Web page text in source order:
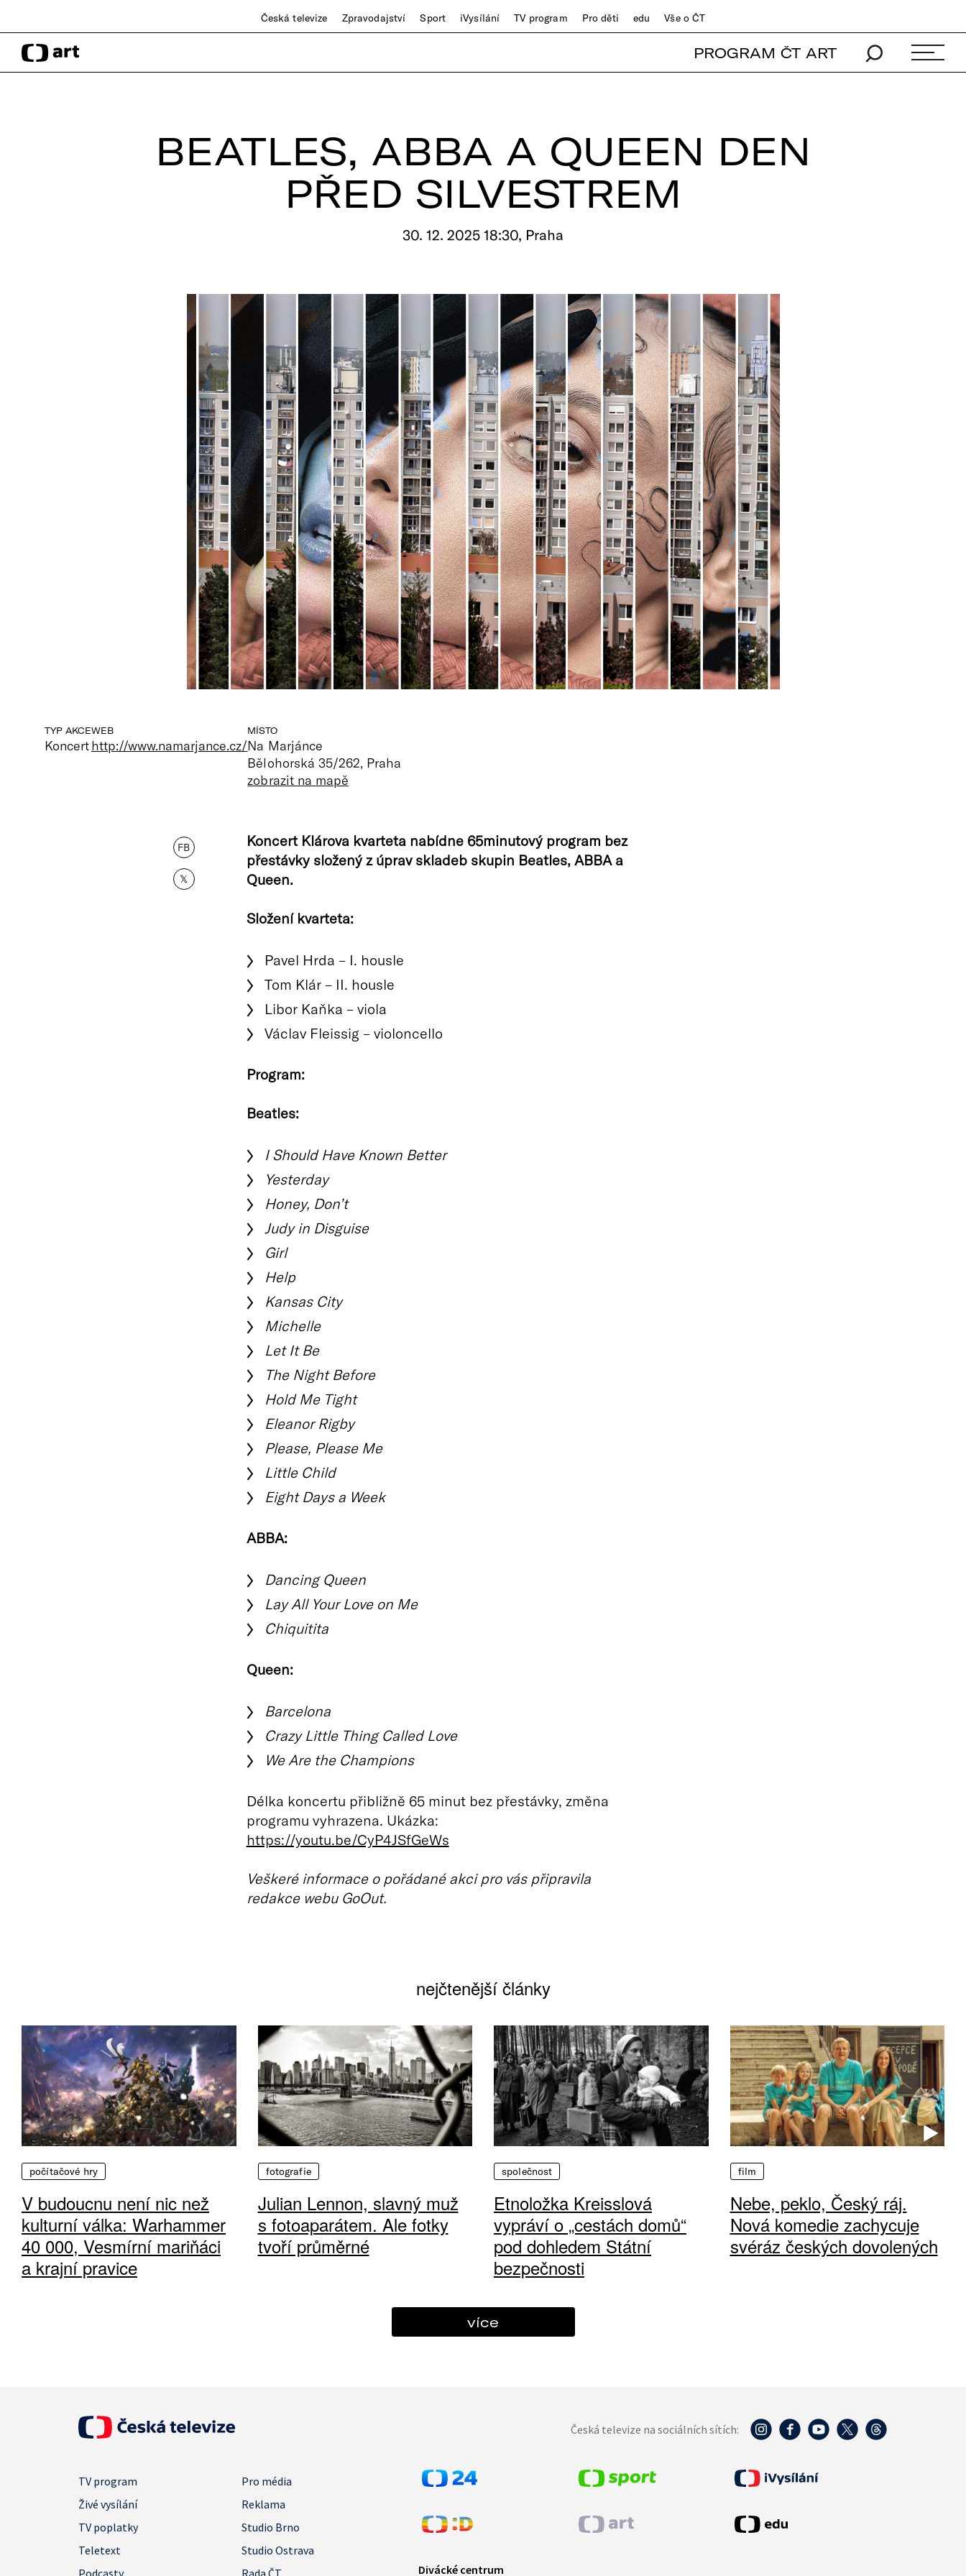
Česká televize Zpravodajství Sport iVysílání TV program Pro děti edu Vše o ČT
PROGRAM ČT ART
BEATLES, ABBA A QUEEN DEN
PŘED SILVESTREM
30. 12. 2025 18:30, Praha
TYP AKCE
Koncert
WEB
http://www.namarjance.cz/
MÍSTO
Na Marjánce
Bělohorská 35/262, Praha
zobrazit na mapě
FB
𝕏
Koncert Klárova kvarteta nabídne 65minutový program bez
přestávky složený z úprav skladeb skupin Beatles, ABBA a
Queen.
Složení kvarteta:
Pavel Hrda – I. housle
Tom Klár – II. housle
Libor Kaňka – viola
Václav Fleissig – violoncello
Program:
Beatles:
I Should Have Known Better
Yesterday
Honey, Don’t
Judy in Disguise
Girl
Help
Kansas City
Michelle
Let It Be
The Night Before
Hold Me Tight
Eleanor Rigby
Please, Please Me
Little Child
Eight Days a Week
ABBA:
Dancing Queen
Lay All Your Love on Me
Chiquitita
Queen:
Barcelona
Crazy Little Thing Called Love
We Are the Champions
Délka koncertu přibližně 65 minut bez přestávky, změna
programu vyhrazena. Ukázka:
https://youtu.be/CyP4JSfGeWs
Veškeré informace o pořádané akci pro vás připravila
redakce webu GoOut.
nejčtenější články
počítačové hry
V budoucnu není nic než
kulturní válka: Warhammer
40 000, Vesmírní mariňáci
a krajní pravice
fotografie
Julian Lennon, slavný muž
s fotoaparátem. Ale fotky
tvoří průměrné
společnost
Etnoložka Kreisslová
vypráví o „cestách domů“
pod dohledem Státní
bezpečnosti
film
Nebe, peklo, Český ráj.
Nová komedie zachycuje
svéráz českých dovolených
více
Česká televize na sociálních sítích:
TV program
Pro média
Živé vysílání
Reklama
TV poplatky
Studio Brno
Teletext
Studio Ostrava